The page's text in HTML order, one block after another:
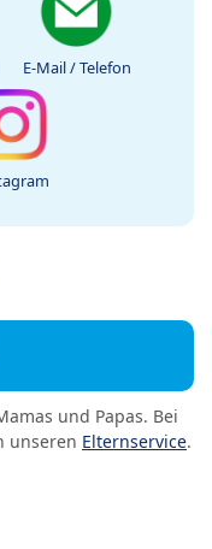
E-Mail / Telefon
und Papas. Bei
unseren Elternservice.